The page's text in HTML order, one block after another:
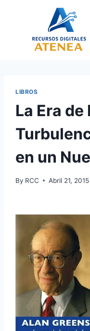
LIBROS
La Era de
en un
By RCC Abril 21, 2015